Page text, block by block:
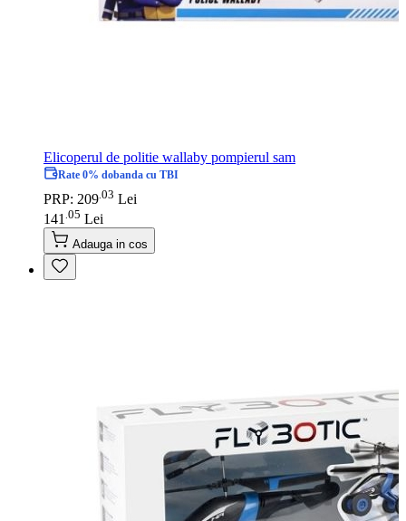
Elicoperul de politie wallaby pompierul sam
Rate 0% dobanda cu TBI
PRP: 209 03 Lei
141 05 Lei
Adauga in cos